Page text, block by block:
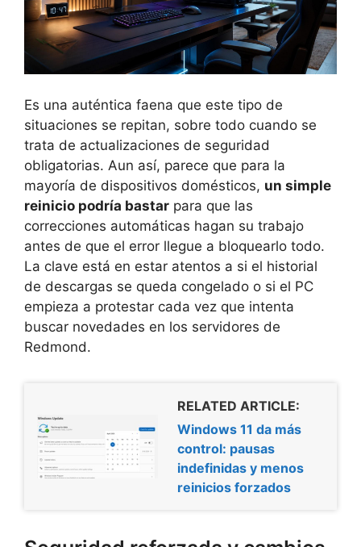
Es una auténtica faena que este tipo de
situaciones se repitan, sobre todo cuando se
trata de actualizaciones de seguridad
obligatorias. Aun así, parece que para la
mayoría de dispositivos domésticos, un simple
reinicio podría bastar para que las
correcciones automáticas hagan su trabajo
antes de que el error llegue a bloquearlo todo.
La clave está en estar atentos a si el historial
de descargas se queda congelado o si el PC
empieza a protestar cada vez que intenta
buscar novedades en los servidores de
Redmond.
RELATED ARTICLE:
Windows 11 da más
control: pausas
indefinidas y menos
reinicios forzados